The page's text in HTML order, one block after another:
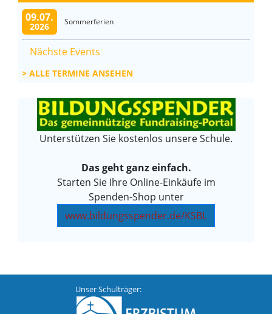
09.07.
2026 Sommerferien
Nächste Events
ALLE TERMINE ANSEHEN
Unterstützen Sie kostenlos unsere Schule.
Das geht ganz einfach.
Starten Sie Ihre Online-Einkäufe im
Spenden-Shop unter
www.bildungsspender.de/KSBL
Unser Schulträger: